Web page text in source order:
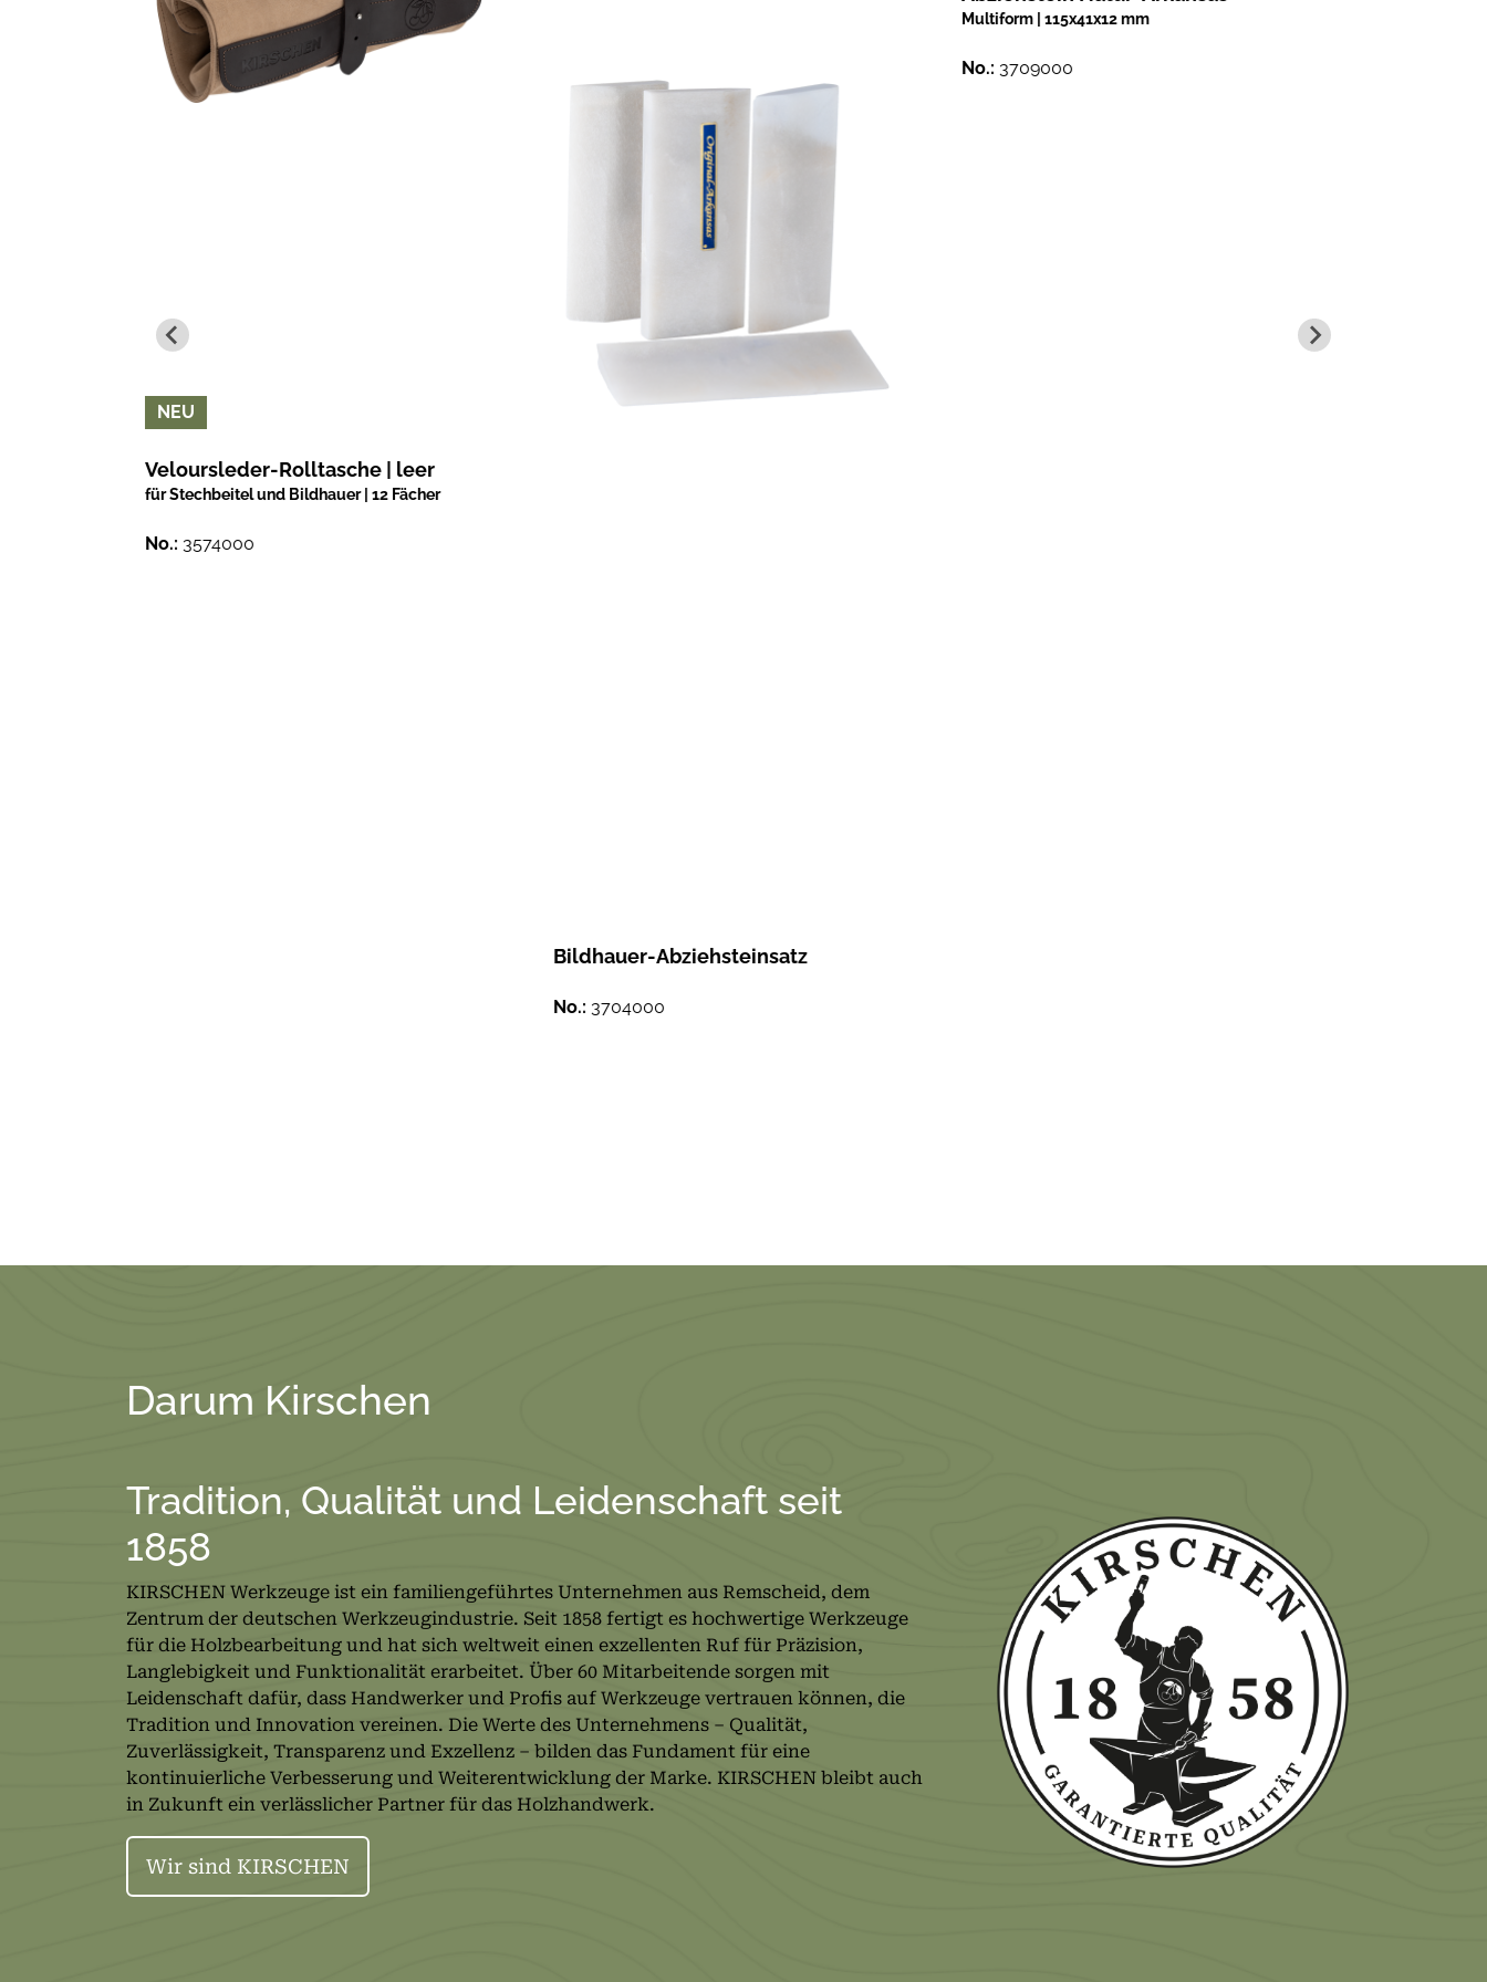
NEU
Veloursleder-Rolltasche | leer
für Stechbeitel und Bildhauer | 12 Fächer
No.: 3574000
Bildhauer-Abziehsteinsatz
No.: 3704000
Multiform | 115x41x12 mm
No.: 3709000
Darum Kirschen
Tradition, Qualität und Leidenschaft seit
1858
KIRSCHEN Werkzeuge ist ein familiengeführtes Unternehmen aus Remscheid, dem
Zentrum der deutschen Werkzeugindustrie. Seit 1858 fertigt es hochwertige Werkzeuge
für die Holzbearbeitung und hat sich weltweit einen exzellenten Ruf für Präzision,
Langlebigkeit und Funktionalität erarbeitet. Über 60 Mitarbeitende sorgen mit
Leidenschaft dafür, dass Handwerker und Profis auf Werkzeuge vertrauen können, die
Tradition und Innovation vereinen. Die Werte des Unternehmens – Qualität,
Zuverlässigkeit, Transparenz und Exzellenz – bilden das Fundament für eine
kontinuierliche Verbesserung und Weiterentwicklung der Marke. KIRSCHEN bleibt auch
in Zukunft ein verlässlicher Partner für das Holzhandwerk.
Wir sind KIRSCHEN